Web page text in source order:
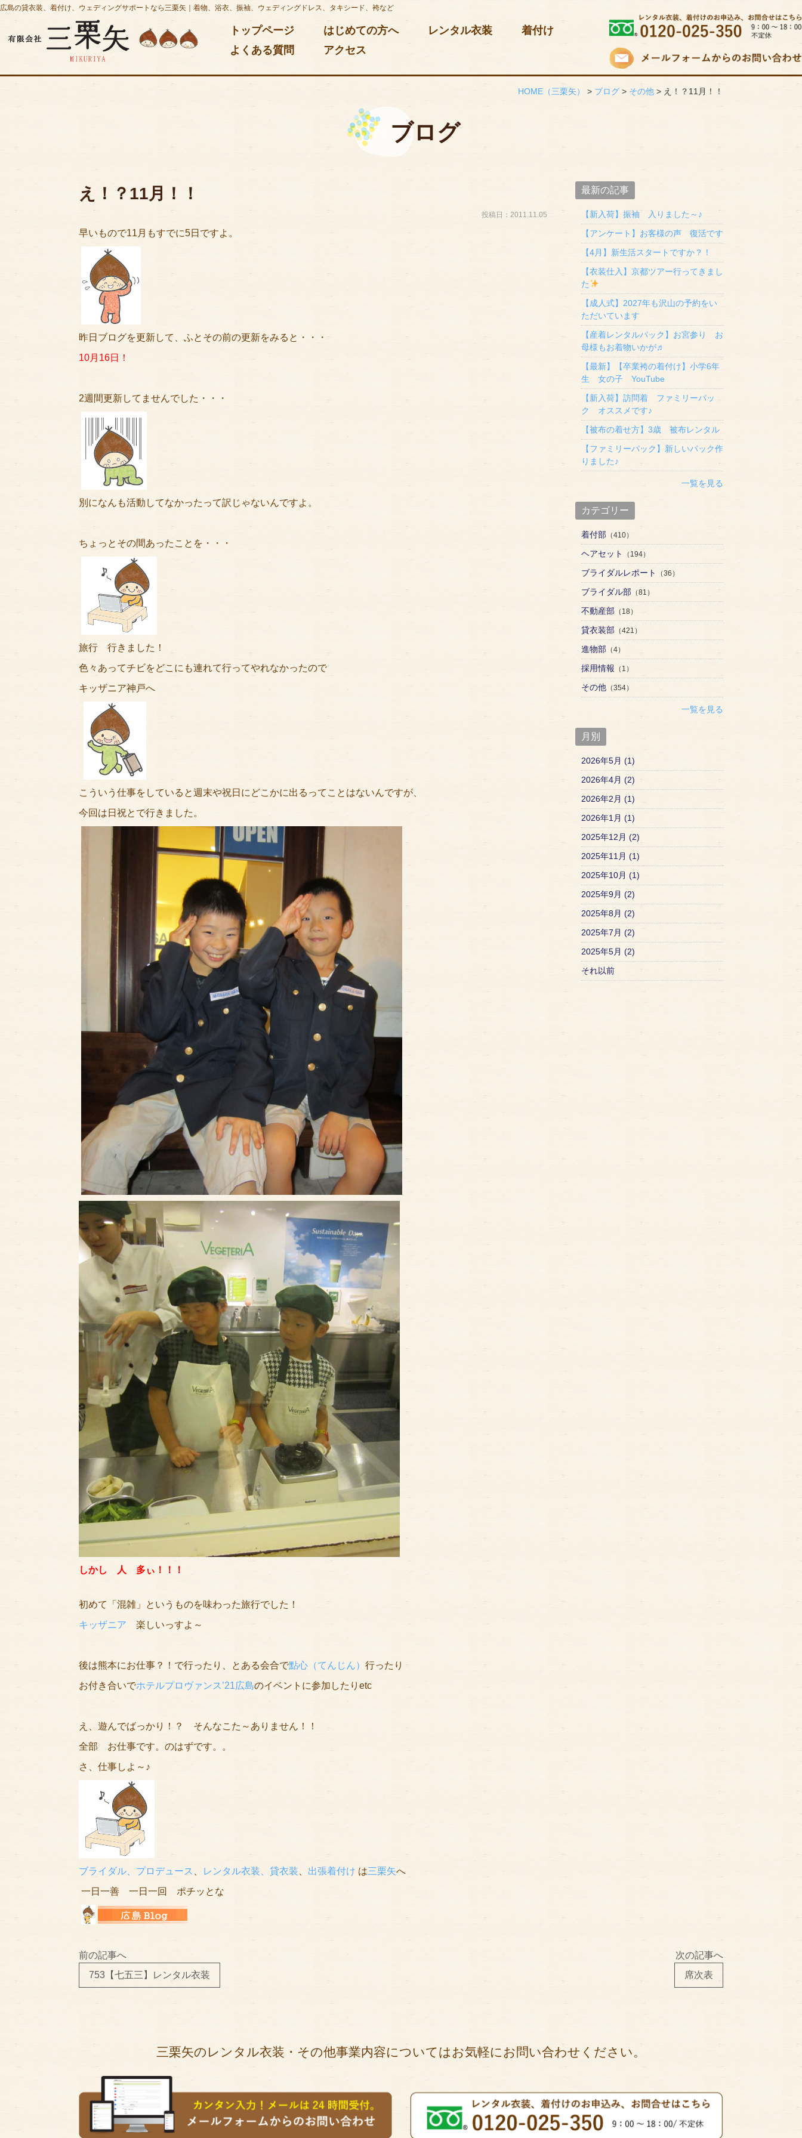
広島の貸衣装、着付け、ウェディングサポートなら三栗矢｜着物、浴衣、振袖、ウェディングドレス、タキシード、袴など
トップページ はじめての方へ レンタル衣装
着付け
よくある質問
アクセス
HOME （三栗矢） > ブログ > その他 > え！？11月！！
ブログ
え！？11月！！
投稿日：2011.11.05
早いもので11月もすでに5日ですよ。
昨日ブログを更新して、ふとその前の更新をみると・・・
10月16日！
2週間更新してませんでした・・・
別になんも活動してなかったって訳じゃないんですよ。
ちょっとその間あったことを・・・
旅行 行きました！
色々あってチビをどこにも連れて行ってやれなかったので
キッザニア神戸へ
こういう仕事をしていると週末や祝日にどこかに出るってことはないんですが、
今回は日祝とで行きました。
しかし 人 多ぃ！！！
初めて「混雑」というものを味わった旅行でした！
キッザニア 楽しいっすよ～
後は熊本にお仕事？！で行ったり、とある会合で點心（てんじん） 行ったり
お付き合いでホテルプロヴァンス’21広島のイベントに参加したりetc
え、遊んでばっかり！？ そんなこた～ありません！！
全部 お仕事です。のはずです。。
さ、仕事しよ～♪
ブライダル、プロデュース レンタル衣装、貸衣装 出張着付け は三栗矢へ
一日一善 一日一回 ポチッとな
最新の記事
【新入荷】振袖 入りました～♪
【アンケート】お客様の声 復活です
【4月】新生活スタートですか？！
【衣装仕入】京都ツアー行ってきまし
た
【成人式】2027年も沢山の予約をい
ただいています
【産着レンタルパック】お宮参り お
母様もお着物いかが♬
【最新】【卒業袴の着付け】小学6年
生 女の子 YouTube
【新入荷】訪問着 ファミリーパッ
ク オススメです♪
【被布の着せ方】3歳 被布レンタル
【ファミリーパック】新しいパック作
りました♪
一覧を見る
カテゴリー
着付部（410）
ヘアセット （194）
ブライダルレポート （36）
ブライダル部（81）
不動産部（18）
貸衣装部（421）
進物部（4）
採用情報 （1）
その他（354）
一覧を見る
月別
2026年5月 (1)
2026年4月 (2)
2026年2月 (1)
2026年1月 (1)
2025年12月 (2)
2025年11月 (1)
2025年10月 (1)
2025年9月 (2)
2025年8月 (2)
2025年7月 (2)
2025年5月 (2)
それ以前
前の記事へ
753【七五三】レンタル衣装
次の記事へ
席次表
三栗矢のレンタル衣装・その他事業内容についてはお気軽にお問い合わせください。